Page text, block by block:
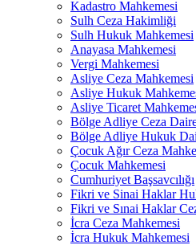
Kadastro Mahkemesi
Sulh Ceza Hakimliği
Sulh Hukuk Mahkemesi
Anayasa Mahkemesi
Vergi Mahkemesi
Asliye Ceza Mahkemesi
Asliye Hukuk
Asliye Ticaret
Bölge Adliye Ceza
Bölge Adliye Hukuk
Çocuk Ağır Ceza
Çocuk Mahkemesi
Cumhuriyet Başsavcılığı
Fikri ve Sinai Haklar
Fikri ve Sınai Haklar
İcra Ceza Mahkemesi
İcra Hukuk Mahkemesi